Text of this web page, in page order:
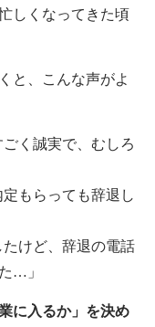
しくなってきた頃
と、こんな声がよ
く誠実で、むしろ
もらっても辞退し
けど、辞退の電話
…」
に入るか」を決め